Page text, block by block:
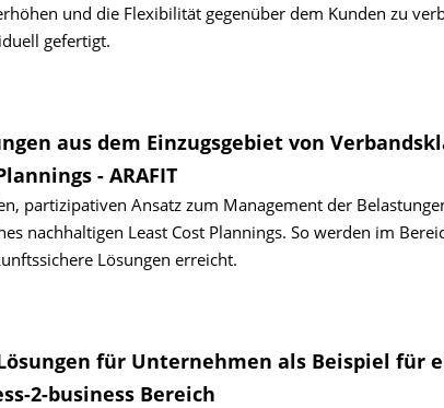
und die Flexibilität gegenüber dem Kunden zu
gefertigt.
aus dem Einzugsgebiet von
- ARAFIT
partizipativen Ansatz zum Management der
nachhaltigen Least Cost Plannings. So werden im
Lösungen erreicht.
für Unternehmen als Beispiel für
2-business Bereich